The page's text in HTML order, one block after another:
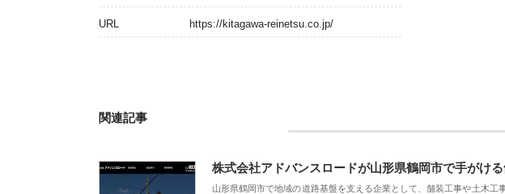
URL https://kitagawa-reinetsu.co.jp/
関連記事
株式会社アドバンスロードが山形県鶴岡市で手がけ
山形県鶴岡市で地域の道路基盤を支える企業として、舗装工事や土木工